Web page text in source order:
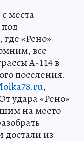
места
под
«Рено»
все
А-114 в
поселения.
,
удара «Рено»
на место
из